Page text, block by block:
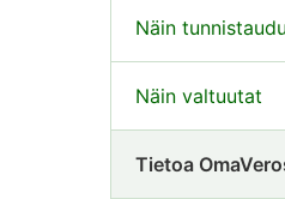
Näin
Näin valtuutat
Tietoa